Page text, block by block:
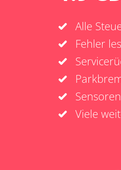
Alle
Fehler
Viele